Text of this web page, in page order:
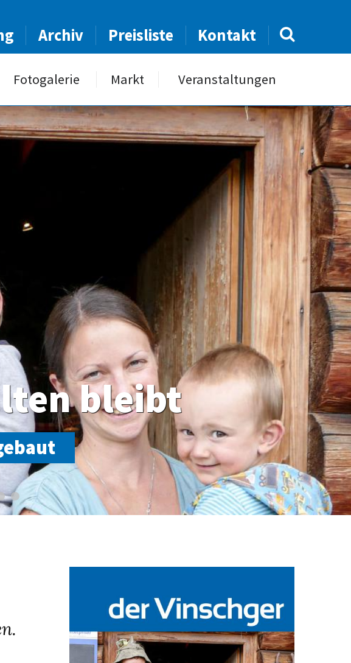
Archiv Preisliste Kontakt
Fotogalerie Markt Veranstaltungen
bleibt